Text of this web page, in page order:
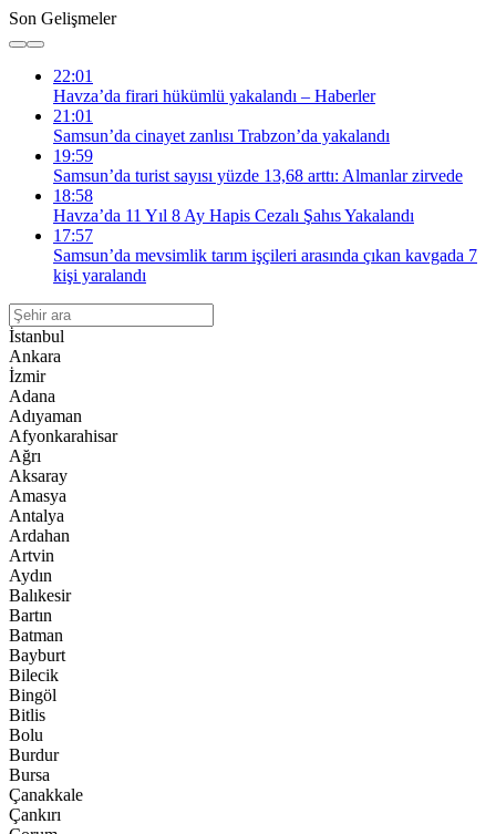
Son Gelişmeler
22:01
Havza’da firari hükümlü yakalandı – Haberler
21:01
Samsun’da cinayet zanlısı Trabzon’da yakalandı
19:59
Samsun’da turist sayısı yüzde 13,68 arttı: Almanlar zirvede
18:58
Havza’da 11 Yıl 8 Ay Hapis Cezalı Şahıs Yakalandı
17:57
Samsun’da mevsimlik tarım işçileri arasında çıkan kavgada 7
kişi yaralandı
İstanbul
Ankara
İzmir
Adana
Adıyaman
Afyonkarahisar
Ağrı
Aksaray
Amasya
Antalya
Ardahan
Artvin
Aydın
Balıkesir
Bartın
Batman
Bayburt
Bilecik
Bingöl
Bitlis
Bolu
Burdur
Bursa
Çanakkale
Çankırı